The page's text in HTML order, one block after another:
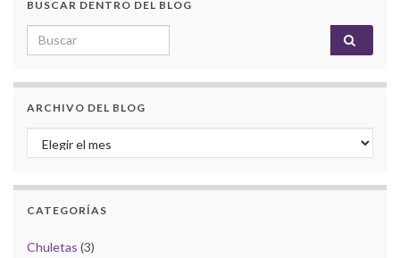
BUSCAR DENTRO DEL BLOG
Search for:
ARCHIVO DEL BLOG
Archivo del Blog
CATEGORÍAS
Chuletas (3)